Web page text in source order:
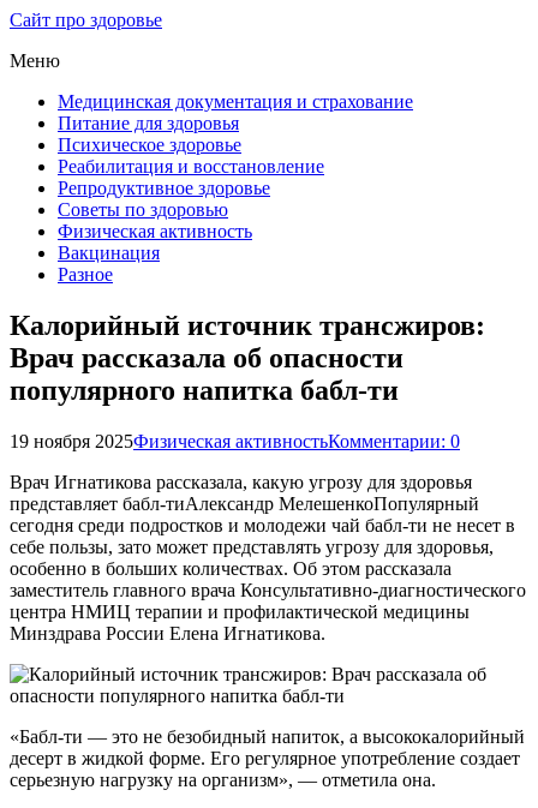
Сайт про здоровье
Меню
Медицинская документация и страхование
Питание для здоровья
Психическое здоровье
Реабилитация и восстановление
Репродуктивное здоровье
Советы по здоровью
Физическая активность
Вакцинация
Разное
Калорийный источник трансжиров:
Врач рассказала об опасности
популярного напитка бабл-ти
19 ноября 2025Физическая активностьКомментарии: 0
Врач Игнатикова рассказала, какую угрозу для здоровья
представляет бабл-тиАлександр МелешенкоПопулярный
сегодня среди подростков и молодежи чай бабл-ти не несет в
себе пользы, зато может представлять угрозу для здоровья,
особенно в больших количествах. Об этом рассказала
заместитель главного врача Консультативно-диагностического
центра НМИЦ терапии и профилактической медицины
Минздрава России Елена Игнатикова.
«Бабл-ти — это не безобидный напиток, а высококалорийный
десерт в жидкой форме. Его регулярное употребление создает
серьезную нагрузку на организм», — отметила она.